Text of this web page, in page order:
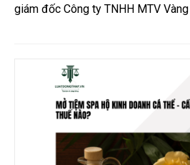
giám đốc Công ty TNHH MTV